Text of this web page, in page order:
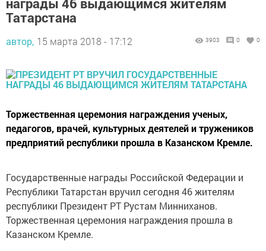
награды 46 выдающимся жителям
Татарстана
автор, 15 марта 2018 - 17:12 3903 0 0
Торжественная церемония награждения ученых,
педагогов, врачей, культурных деятелей и тружеников
предприятий республики прошла в Казанском Кремле.
Государственные награды Российской Федерации и
Республики Татарстан вручил сегодня 46 жителям
республики Президент РТ Рустам Минниханов.
Торжественная церемония награждения прошла в
Казанском Кремле.